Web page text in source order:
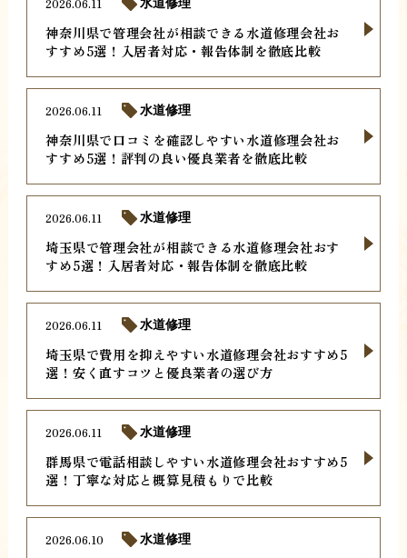
神奈川県で管理会社が相談できる水道修理会社お
すすめ5選！入居者対応・報告体制を徹底比較
2026.06.11 水道修理
神奈川県で口コミを確認しやすい水道修理会社お
すすめ5選！評判の良い優良業者を徹底比較
2026.06.11 水道修理
埼玉県で管理会社が相談できる水道修理会社おす
すめ5選！入居者対応・報告体制を徹底比較
2026.06.11 水道修理
埼玉県で費用を抑えやすい水道修理会社おすすめ5
選！安く直すコツと優良業者の選び方
2026.06.11 水道修理
群馬県で電話相談しやすい水道修理会社おすすめ5
選！丁寧な対応と概算見積もりで比較
2026.06.11 水道修理
2026.06.10 水道修理